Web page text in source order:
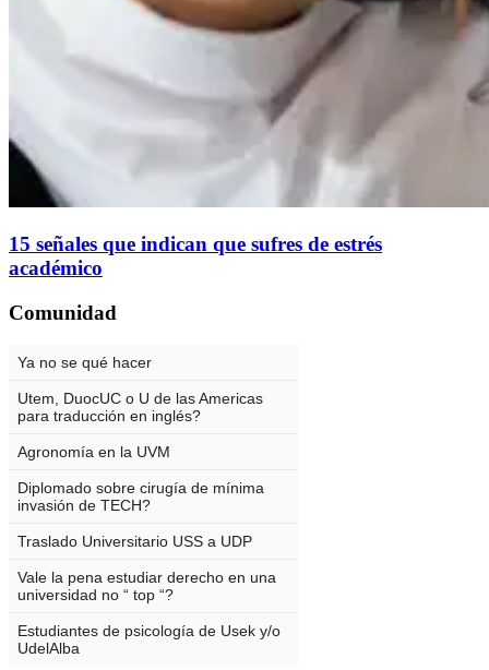
15 señales que indican que sufres de estrés
académico
Comunidad